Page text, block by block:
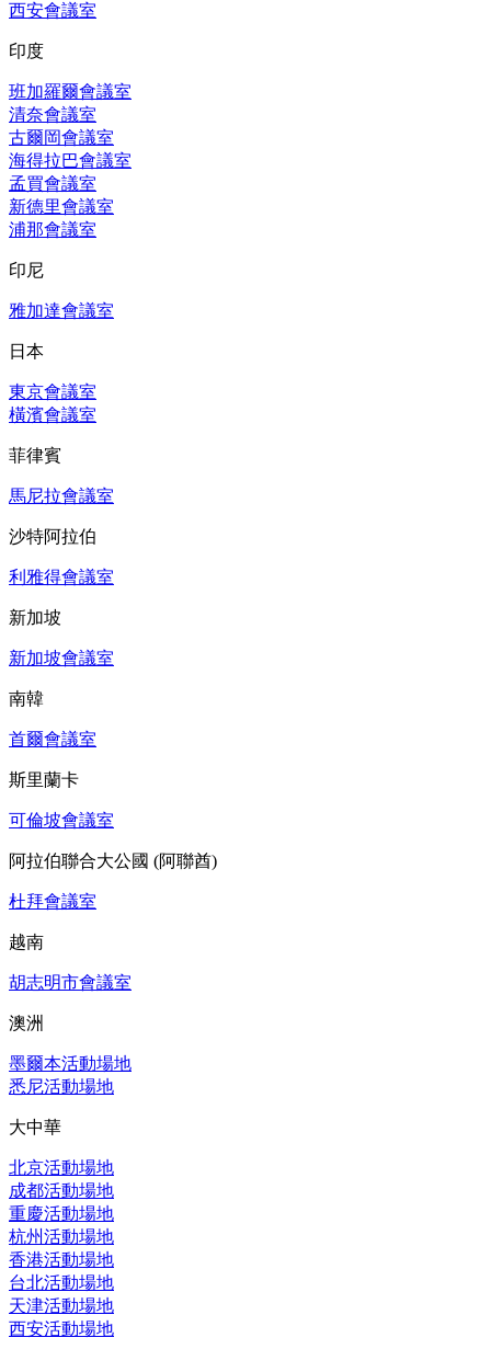
西安會議室
印度
班加羅爾會議室
清奈會議室
古爾岡會議室
海得拉巴會議室
孟買會議室
新德里會議室
浦那會議室
印尼
雅加達會議室
日本
東京會議室
橫濱會議室
菲律賓
馬尼拉會議室
沙特阿拉伯
利雅得會議室
新加坡
新加坡會議室
南韓
首爾會議室
斯里蘭卡
可倫坡會議室
阿拉伯聯合大公國 (阿聯酋)
杜拜會議室
越南
胡志明市會議室
澳洲
墨爾本活動場地
悉尼活動場地
大中華
北京活動場地
成都活動場地
重慶活動場地
杭州活動場地
香港活動場地
台北活動場地
天津活動場地
西安活動場地